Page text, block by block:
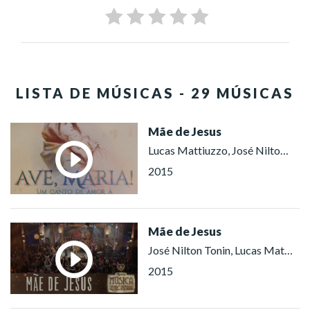
LISTA DE MÚSICAS - 29 MÚSICAS
Mãe de Jesus
Lucas Mattiuzzo, José Nilton Tonin
2015
Mãe de Jesus
José Nilton Tonin, Lucas Mattiuzzo, Coral Ecumênico Boa Vontade (Brasília), Coral Ecumênico Boa Vontade (Porto Alegre), Coral Ecumênico Boa Vontade (São Paulo)
2015